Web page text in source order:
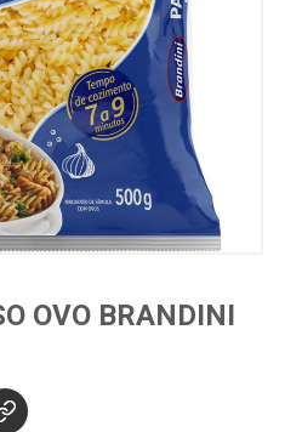
OVO BRANDINI